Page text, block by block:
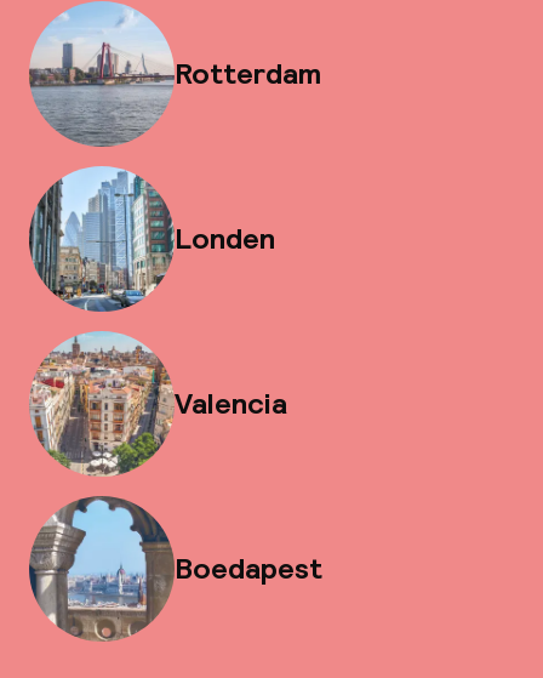
Rotterdam
Londen
Valencia
Boedapest